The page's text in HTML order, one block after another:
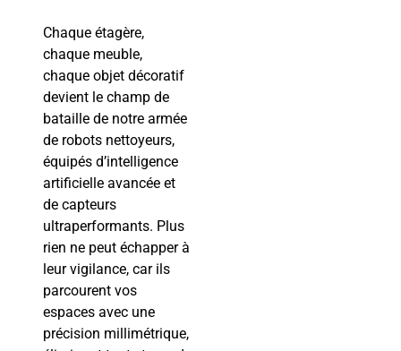
Chaque étagère,
chaque meuble,
chaque objet décoratif
devient le champ de
bataille de notre armée
de robots nettoyeurs,
équipés d’intelligence
artificielle avancée et
de capteurs
ultraperformants. Plus
rien ne peut échapper à
leur vigilance, car ils
parcourent vos
espaces avec une
précision millimétrique,